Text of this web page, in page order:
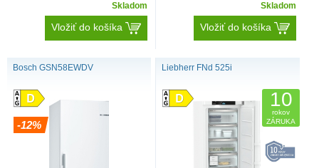
Skladom
Vložiť do košíka
Skladom
Vložiť do košíka
Bosch GSN58EWDV
-12%
Liebherr FNd 525i
10
rokov
ZÁRUKA